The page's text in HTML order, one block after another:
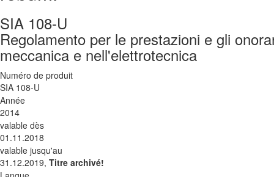
SIA 108-U
Regolamento per le prestazioni e gli
meccanica e nell'elettrotecnica
Numéro de produit
SIA 108-U
Année
2014
valable dès
01.11.2018
valable jusqu'au
31.12.2019, Titre archivé!